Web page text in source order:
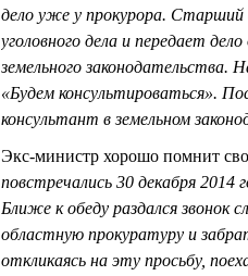
дело уже у прокурора. Старший
уголовного дела и передает
земельного
«Будем консультироваться».
консультант в земельном
Экс-министр хорошо помнит
повстречались 30 декабря 2014
Ближе к обеду раздался звонок
областную прокуратуру и
откликаясь на эту просьбу,